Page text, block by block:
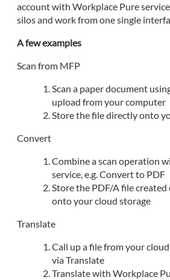
account with Workplace Pure
silos and work from one single
A few examples
Scan from MFP
Scan a paper document
upload from your computer
Store the file directly onto
Convert
Combine a scan operation
service, e.g. Convert to PDF
Store the PDF/A file
onto your cloud storage
Translate
Call up a file from your
via Translate
Translate with Workplace